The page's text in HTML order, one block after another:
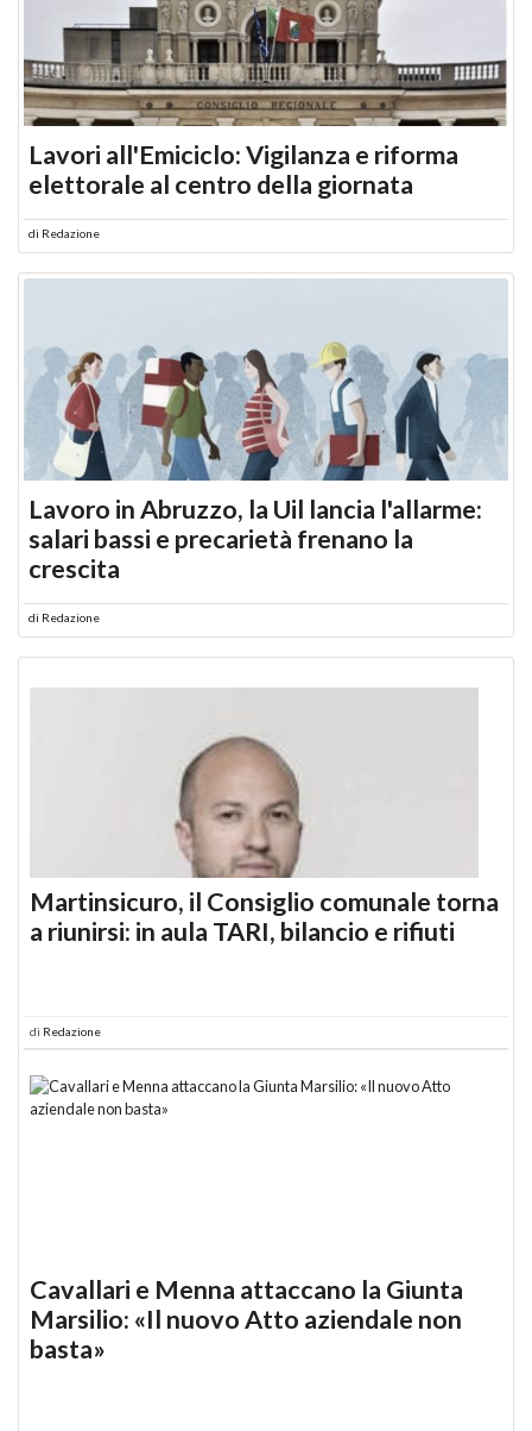
Lavori all'Emiciclo: Vigilanza e riforma
elettorale al centro della giornata
di Redazione
Lavoro in Abruzzo, la Uil lancia l'allarme:
salari bassi e precarietà frenano la
crescita
di Redazione
Martinsicuro, il Consiglio comunale torna
a riunirsi: in aula TARI, bilancio e rifiuti
di Redazione
Cavallari e Menna attaccano la Giunta
Marsilio: «Il nuovo Atto aziendale non
basta»